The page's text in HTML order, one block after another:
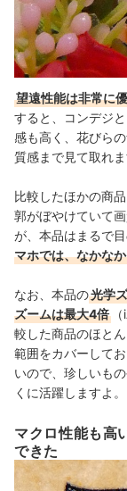
望遠性能は非常に
すると、コンデジ
感も高く、花びら
質感まで見て取れま
比較したほかの商
郭がぼやけていて
が、本品はまるで
マホでは、なかな
なお、本品の光学
ズームは最大4倍
較した商品のほと
範囲をカバーして
いので、珍しいも
くに活躍しますよ。
マクロ性能も高
できた